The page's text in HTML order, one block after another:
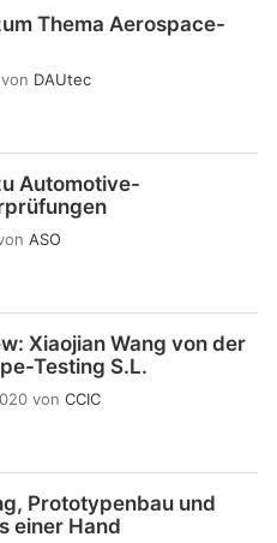
Thema Aerospace-
von DAUtec
Automotive-
ASO
Xiaojian Wang von der
Testing S.L.
von CCIC
Prototypenbau und
einer Hand